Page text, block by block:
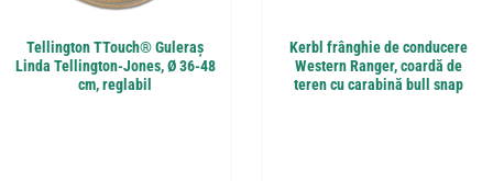
Tellington TTouch® Guleraș
Linda Tellington-Jones, Ø 36-48
cm, reglabil
Kerbl frânghie de conducere
Western Ranger, coardă de
teren cu carabină bull snap